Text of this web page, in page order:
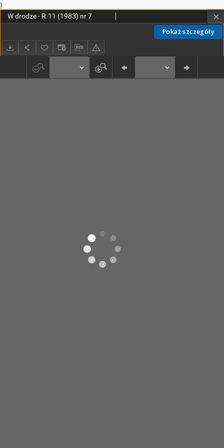
)
Pokaż szczegóły
W drodze - R.11 (1983) nr 7